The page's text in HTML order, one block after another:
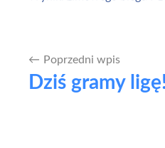
Nawigacja
wpisu
Poprzedni wpis
Dziś gramy